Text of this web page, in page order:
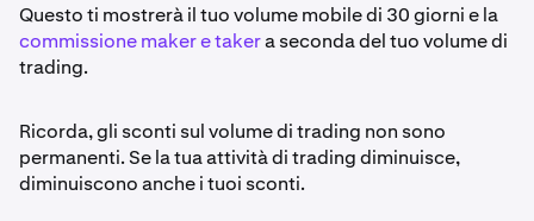
Questo ti mostrerà il tuo volume mobile di 30 giorni e la
commissione maker e takera seconda del tuo volume di
trading.
Ricorda, gli sconti sul volume di trading non sono
permanenti. Se la tua attività di trading diminuisce,
diminuiscono anche i tuoi sconti.